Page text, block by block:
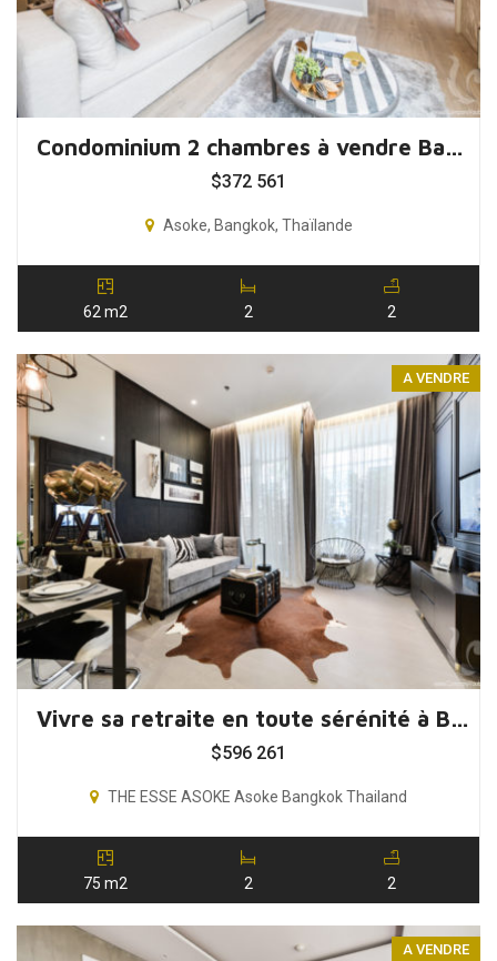
Condominium 2 chambres à vendre Bankok, Thaïlande
$372 561
Asoke, Bangkok, Thaïlande
62 m2 2 2
A VENDRE
Vivre sa retraite en toute sérénité à Bangkok, Thaïlande
$596 261
THE ESSE ASOKE Asoke Bangkok Thailand
75 m2 2 2
A VENDRE